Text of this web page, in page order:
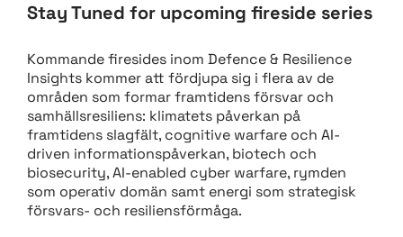
Stay Tuned for upcoming fireside series
Kommande firesides inom Defence & Resilience
Insights kommer att fördjupa sig i flera av de
områden som formar framtidens försvar och
samhällsresiliens: klimatets påverkan på
framtidens slagfält, cognitive warfare och AI-
driven informationspåverkan, biotech och
biosecurity, AI-enabled cyber warfare, rymden
som operativ domän samt energi som strategisk
försvars- och resiliensförmåga.